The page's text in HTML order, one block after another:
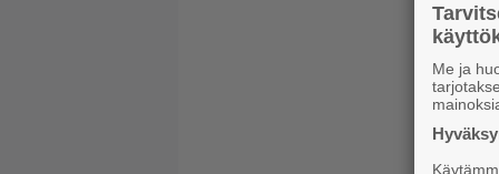
Me ja